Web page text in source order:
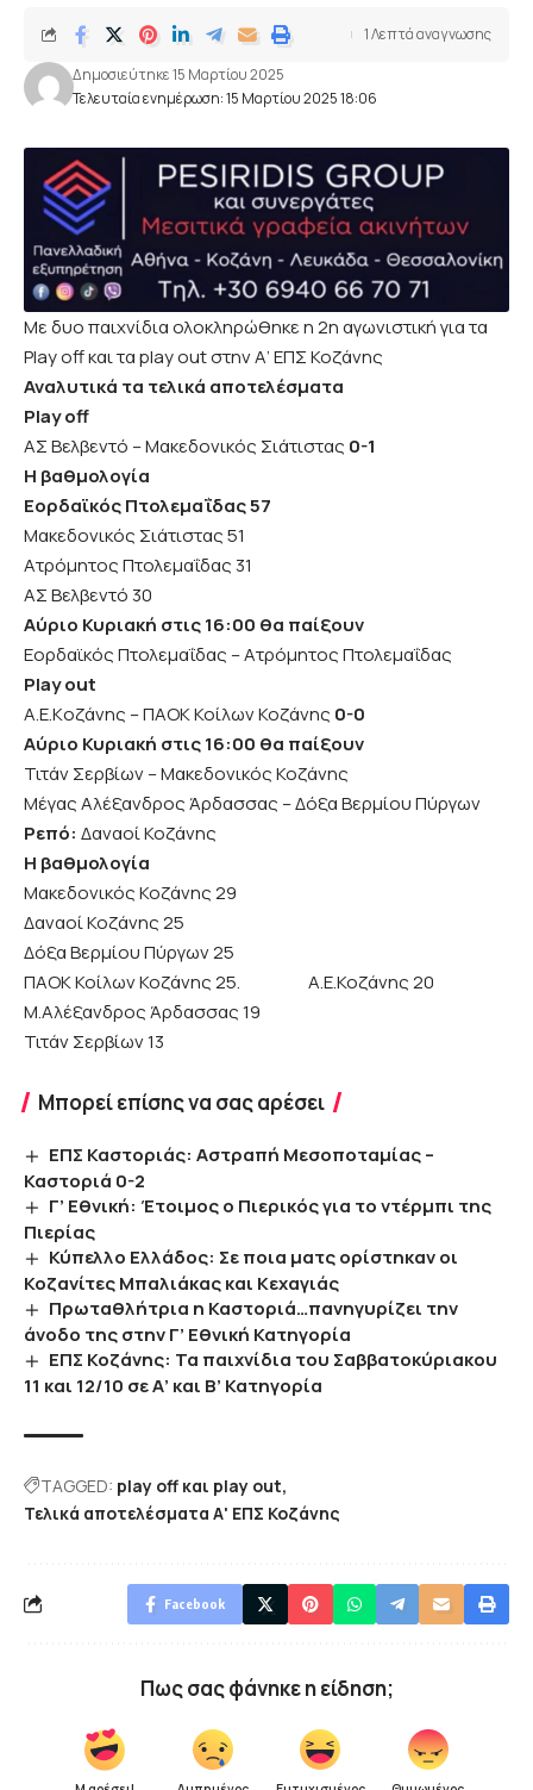
Τελευταία ενημέρωση: 15 Μαρτίου 2025 18:06
Δημοσιεύτηκε 15 Μαρτίου 2025
1 Λεπτά αναγνωσης
Με δυο παιχνίδια ολοκληρώθηκε η 2η αγωνιστική για τα
Play off και τα play out στην Α’ ΕΠΣ Κοζάνης
Αναλυτικά τα τελικά αποτελέσματα
Play off
ΑΣ Βελβεντό – Μακεδονικός Σιάτιστας 0-1
Η βαθμολογία
Εορδαϊκός Πτολεμαΐδας 57
Μακεδονικός Σιάτιστας 51
Ατρόμητος Πτολεμαΐδας 31
ΑΣ Βελβεντό 30
Αύριο Κυριακή στις 16:00 θα παίξουν
Εορδαϊκός Πτολεμαΐδας – Ατρόμητος Πτολεμαΐδας
Play out
A.E.Kοζάνης – ΠΑΟΚ Κοίλων Κοζάνης 0-0
Αύριο Κυριακή στις 16:00 θα παίξουν
Τιτάν Σερβίων – Μακεδονικός Κοζάνης
Μέγας Αλέξανδρος Άρδασσας – Δόξα Βερμίου Πύργων
Ρεπό: Δαναοί Κοζάνης
Η βαθμολογία
Μακεδονικός Κοζάνης 29
Δαναοί Κοζάνης 25
Δόξα Βερμίου Πύργων 25
ΠΑΟΚ Κοίλων Κοζάνης 25. Α.Ε.Κοζάνης 20
Μ.Αλέξανδρος Άρδασσας 19
Τιτάν Σερβίων 13
Μπορεί επίσης να σας αρέσει
ΕΠΣ Καστοριάς: Αστραπή Μεσοποταμίας –
Καστοριά 0-2
Γ’ Εθνική: Έτοιμος ο Πιερικός για το ντέρμπι της
Πιερίας
Κύπελλο Ελλάδος: Σε ποια ματς ορίστηκαν οι
Κοζανίτες Μπαλιάκας και Κεχαγιάς
Πρωταθλήτρια η Καστοριά…πανηγυρίζει την
άνοδο της στην Γ’ Εθνική Κατηγορία
ΕΠΣ Κοζάνης: Τα παιχνίδια του Σαββατοκύριακου
11 και 12/10 σε Α’ και Β’ Κατηγορία
TAGGED: play off και play out
Τελικά αποτελέσματα Α' ΕΠΣ Κοζάνης
Facebook
Πως σας φάνηκε η είδηση;